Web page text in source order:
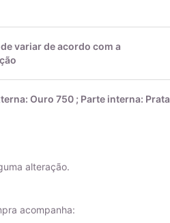
variar de acordo com a
Ouro 750 ; Parte interna: Prata
alteração.
acompanha: